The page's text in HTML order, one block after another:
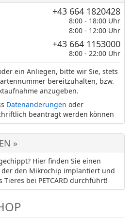
+43 664 1820428
8:00 - 18:00 Uhr
8:00 - 12:00 Uhr
+43 664 1153000
8:00 - 22:00 Uhr
ein Anliegen, bitte wir Sie, stets
bereitzuhalten, bzw.
anzugeben.
Datenänderungen oder
beantragt werden können
»
Hier finden Sie einen
den Mikrochip implantiert und
bei PETCARD durchführt!